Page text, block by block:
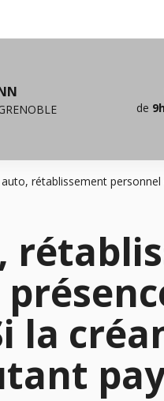
de
rétablissement personnel
la